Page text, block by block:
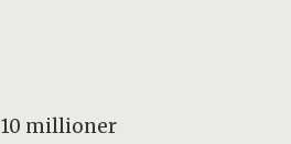
millioner